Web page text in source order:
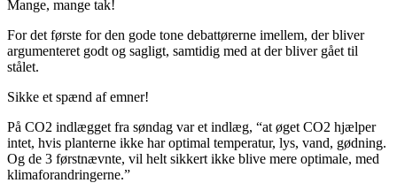
Mange, mange tak!
For det første for den gode tone debattørerne imellem, der bliver
argumenteret godt og sagligt, samtidig med at der bliver gået til
stålet.
Sikke et spænd af emner!
På CO2 indlægget fra søndag var et indlæg, “at øget CO2 hjælper
intet, hvis planterne ikke har optimal temperatur, lys, vand, gødning.
Og de 3 førstnævnte, vil helt sikkert ikke blive mere optimale, med
klimaforandringerne.”